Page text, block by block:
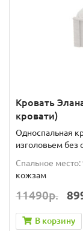
Кровать
кровати)
Односпальная
изголовьем без
Спальное место:
кожзам
11490р.
В корзину